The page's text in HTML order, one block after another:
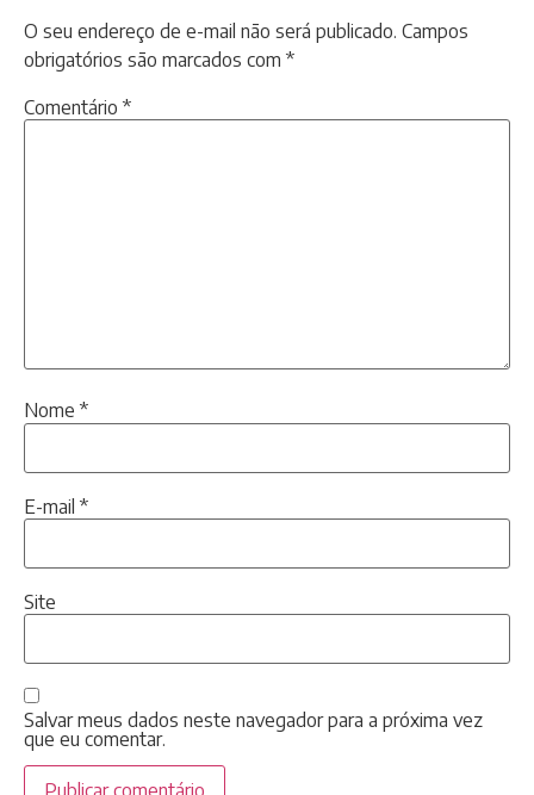
O seu endereço de e-mail não será publicado. Campos
obrigatórios são marcados com *
Comentário *
Nome *
E-mail *
Site
Salvar meus dados neste navegador para a próxima vez
que eu comentar.